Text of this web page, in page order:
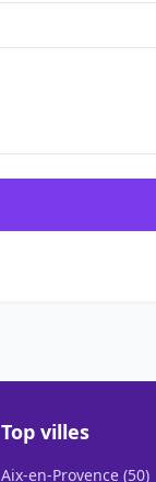
Top villes
Aix-en-Provence (50)